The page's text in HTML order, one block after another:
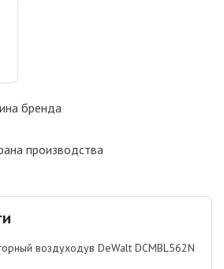
бренда
производства
воздуходув DeWalt DCMBL562N